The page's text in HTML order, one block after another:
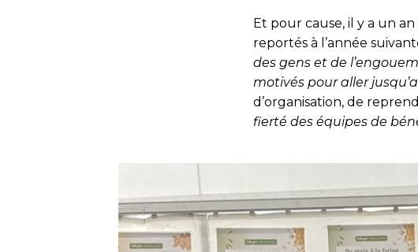
Et pour cause, il y a un
reportés à l’année
des gens et de
motivés pour aller
d’organisation, de
fierté des équipes de